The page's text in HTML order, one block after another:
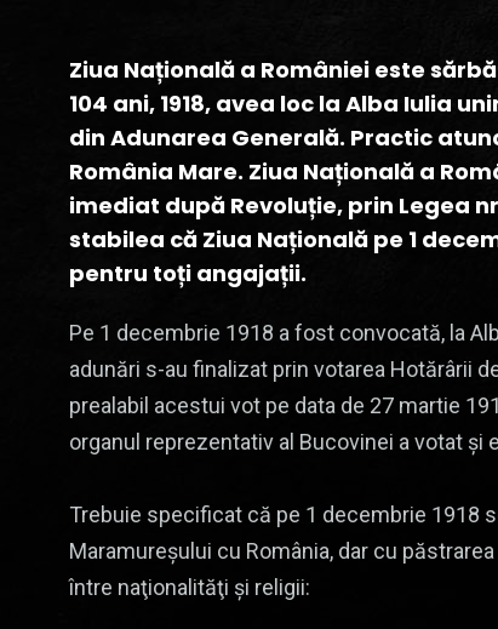
Ziua Națională a României este
104 ani, 1918, avea loc la Alba Iulia
din Adunarea Generală. Practic
România Mare. Ziua Națională a
imediat după Revoluție, prin Legea
stabilea că Ziua Națională pe 1
pentru toți angajații.
Pe 1 decembrie 1918 a fost convocată, la
adunări s-au finalizat prin votarea Hotărârii
prealabil acestui vot pe data de 27 martie
organul reprezentativ al Bucovinei a votat și
Trebuie specificat că pe 1 decembrie 1918
Maramureşului cu România, dar cu
între naţionalităţi şi religii: